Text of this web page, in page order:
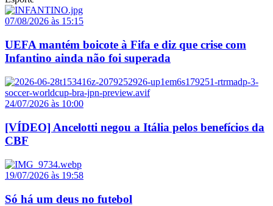
07/08/2026 às 15:15
UEFA mantém boicote à Fifa e diz que crise com
Infantino ainda não foi superada
24/07/2026 às 10:00
[VÍDEO] Ancelotti negou a Itália pelos benefícios da
CBF
19/07/2026 às 19:58
Só há um deus no futebol